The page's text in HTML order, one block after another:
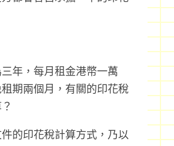
年，每月租金港幣一萬
期兩個月，有關的印花稅
的印花稅計算方式，乃以